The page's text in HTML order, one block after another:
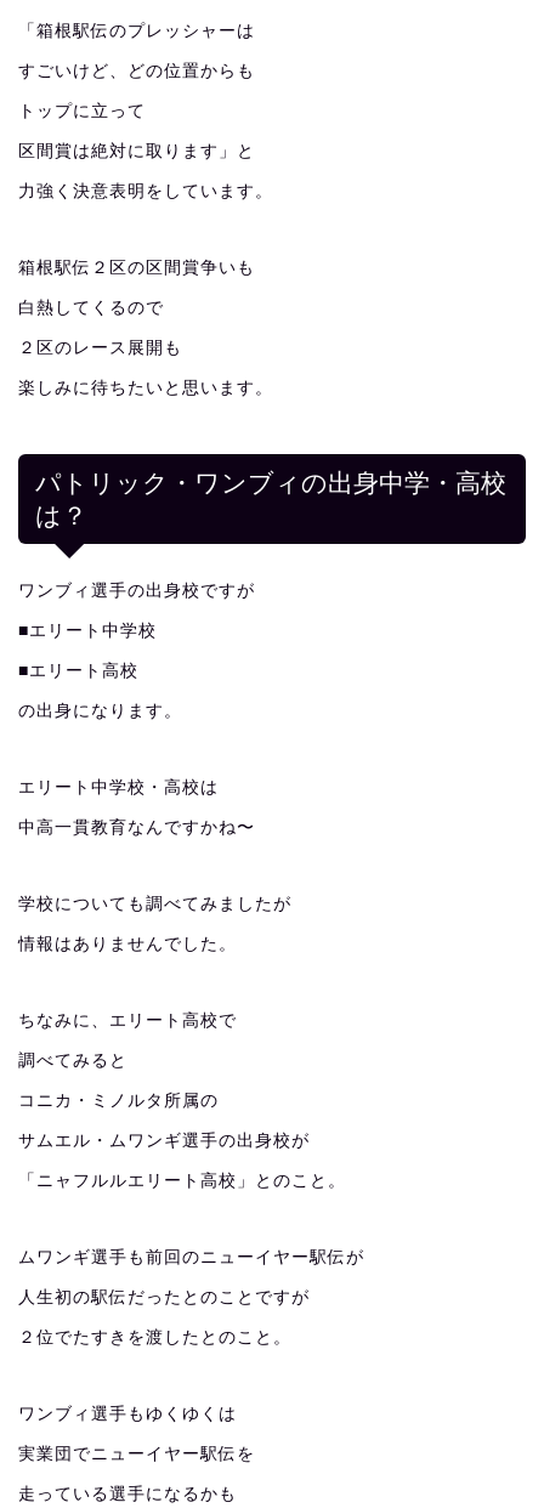
「箱根駅伝のプレッシャーは
すごいけど、どの位置からも
トップに立って
区間賞は絶対に取ります」と
力強く決意表明をしています。
箱根駅伝２区の区間賞争いも
白熱してくるので
２区のレース展開も
楽しみに待ちたいと思います。
パトリック・ワンブィの出身中学・高校
は？
ワンブィ選手の出身校ですが
■エリート中学校
■エリート高校
の出身になります。
エリート中学校・高校は
中高一貫教育なんですかね〜
学校についても調べてみましたが
情報はありませんでした。
ちなみに、エリート高校で
調べてみると
コニカ・ミノルタ所属の
サムエル・ムワンギ選手の出身校が
「ニャフルルエリート高校」とのこと。
ムワンギ選手も前回のニューイヤー駅伝が
人生初の駅伝だったとのことですが
２位でたすきを渡したとのこと。
ワンブィ選手もゆくゆくは
実業団でニューイヤー駅伝を
走っている選手になるかも